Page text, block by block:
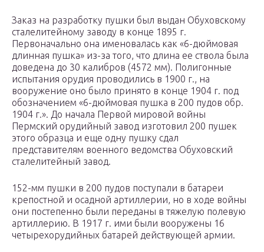
Заказ на разработку пушки был выдан Обуховскому
сталелитейному заводу в конце 1895 г.
Первоначально она именовалась как «6-дюймовая
длинная пушка» из-за того, что длина ее ствола была
доведена до 30 калибров (4572 мм). Полигонные
испытания орудия проводились в 1900 г., на
вооружение оно было принято в конце 1904 г. под
обозначением «6-дюймовая пушка в 200 пудов обр.
1904 г.». До начала Первой мировой войны
Пермский орудийный завод изготовил 200 пушек
этого образца и еще одну пушку сдал
представителям военного ведомства Обуховский
сталелитейный завод.
152-мм пушки в 200 пудов поступали в батареи
крепостной и осадной артиллерии, но в ходе войны
они постепенно были переданы в тяжелую полевую
артиллерию. В 1917 г. ими были вооружены 16
четырехорудийных батарей действующей армии.